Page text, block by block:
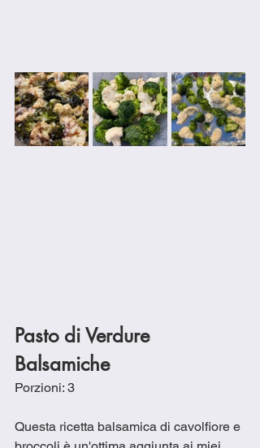
Pasto di Verdure
Balsamiche
Porzioni: 3
Questa ricetta balsamica di cavolfiore e